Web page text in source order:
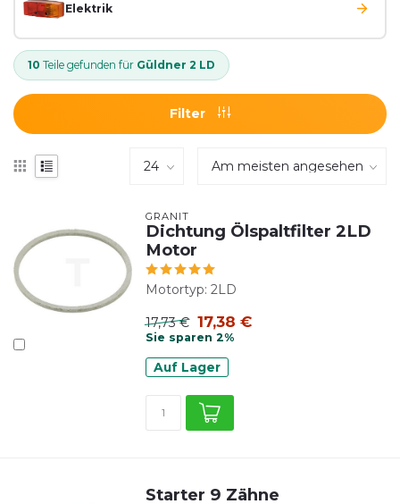
Elektrik
10 Teile gefunden für Güldner 2 LD
Filter
GRANIT
Dichtung Ölspaltfilter 2LD
Motor
Motortyp: 2LD
17,73 € 17,38 €
Sie sparen 2%
Auf Lager
Starter 9 Zähne